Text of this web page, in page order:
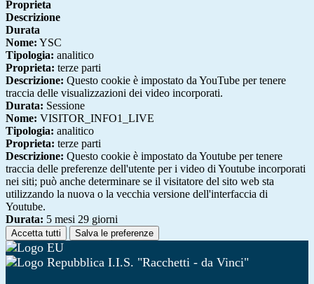
Proprieta
Descrizione
Durata
Nome: YSC
Tipologia: analitico
Proprieta: terze parti
Descrizione: Questo cookie è impostato da YouTube per tenere
traccia delle visualizzazioni dei video incorporati.
Durata: Sessione
Nome: VISITOR_INFO1_LIVE
Tipologia: analitico
Proprieta: terze parti
Descrizione: Questo cookie è impostato da Youtube per tenere
traccia delle preferenze dell'utente per i video di Youtube incorporati
nei siti; può anche determinare se il visitatore del sito web sta
utilizzando la nuova o la vecchia versione dell'interfaccia di
Youtube.
Durata: 5 mesi 29 giorni
Accetta tutti Salva le preferenze
I.I.S. "Racchetti - da Vinci"